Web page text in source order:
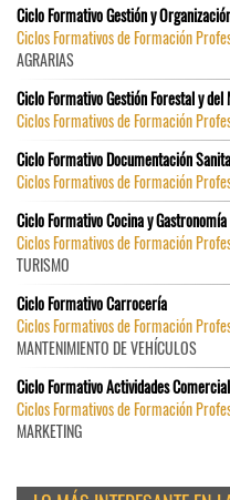
Ciclo Formativo Gestión y
Ciclos Formativos de Formación
AGRARIAS
Ciclo Formativo Gestión Forestal y del
Ciclos Formativos de Formación
Ciclo Formativo Documentación
Ciclos Formativos de Formación
Ciclo Formativo Cocina y Gastronomía
Ciclos Formativos de Formación
TURISMO
Ciclo Formativo Carrocería
Ciclos Formativos de Formación
MANTENIMIENTO DE VEHÍCULOS
Ciclo Formativo Actividades
Ciclos Formativos de Formación
MARKETING